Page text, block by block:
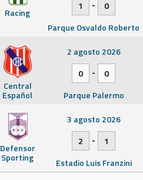
Racing
1
-
0
Parque Osvaldo Roberto
Central
Español
2 agosto 2026
0
-
0
Parque Palermo
Defensor
Sporting
3 agosto 2026
2
-
1
Estadio Luis Franzini